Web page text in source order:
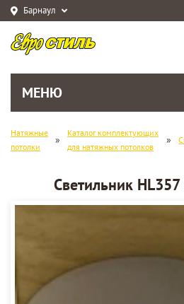
Барнаул
МЕНЮ
Натяжные
потолки
»
Каталог комплектующих
для натяжных потолков
»
Светильник